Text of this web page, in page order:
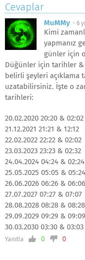
Cevaplar
MuMMy - 6
Kimi
yapmanız
günler için
Düğünler için tarihler
belirli şeyleri açıklama
uzatabilirsiniz. İşte o
tarihleri:
20.02.2020 20:20 & 02:02
21.12.2021 21:21 & 12:12
22.02.2022 22:22 & 02:02
23.03.2023 23:23 & 02:32
24.04.2024 04:24 & 02:24
25.05.2025 05:05 & 05:24
26.06.2026 06:26 & 06:06
27.07.2027 07:27 & 07:07
28.08.2028 08:28 & 08:28
29.09.2029 09:29 & 09:09
30.03.2030 03:30 & 03:03
Yanıtla 0 0